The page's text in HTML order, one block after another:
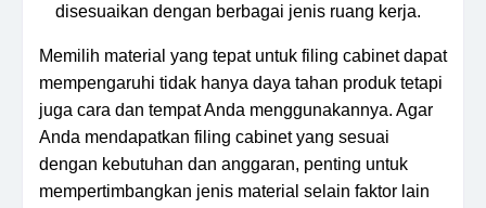
disesuaikan dengan berbagai jenis ruang kerja.
Memilih material yang tepat untuk filing cabinet dapat
mempengaruhi tidak hanya daya tahan produk tetapi
juga cara dan tempat Anda menggunakannya. Agar
Anda mendapatkan filing cabinet yang sesuai
dengan kebutuhan dan anggaran, penting untuk
mempertimbangkan jenis material selain faktor lain